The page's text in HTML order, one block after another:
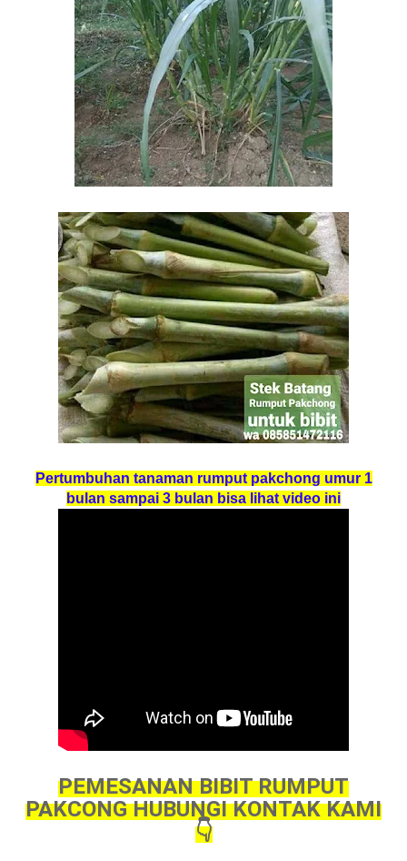
Pertumbuhan tanaman rumput pakchong umur 1
bulan sampai 3 bulan bisa lihat video ini
PEMESANAN BIBIT RUMPUT
PAKCONG HUBUNGI KONTAK KAMI
👇